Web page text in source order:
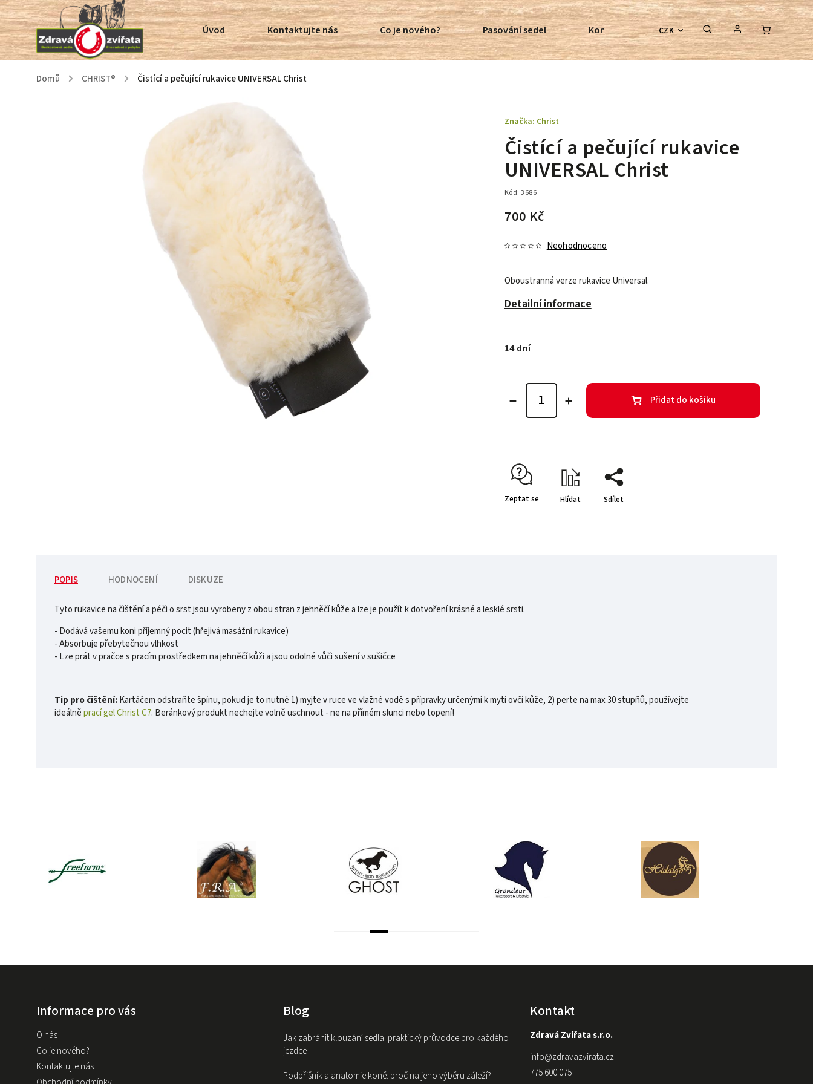
CZK
Úvod Kontaktujte nás Co je nového? Pasování sedel Kontroly bezkostrových sedel Poradenství
Domů / CHRIST® / Čistící a pečující rukavice UNIVERSAL Christ
Čistící a pečující rukavice
UNIVERSAL Christ
Kód: 3686
700 Kč
Neohodnoceno
Oboustranná verze rukavice Universal.
Detailní informace
Značka: Christ
14 dní
Přidat do košíku
Zeptat se Hlídat Sdílet
POPIS HODNOCENÍ DISKUZE
Tyto rukavice na čištění a péči o srst jsou vyrobeny z obou stran z jehněčí kůže a lze je použít k dotvoření krásné a lesklé srsti.
- Dodává vašemu koni příjemný pocit (hřejivá masážní rukavice)
- Absorbuje přebytečnou vlhkost
- Lze prát v pračce s pracím prostředkem na jehněčí kůži a jsou odolné vůči sušení v sušičce
Tip pro čištění:Kartáčem odstraňte špínu, pokud je to nutné 1) myjte v ruce ve vlažné vodě s přípravky určenými k mytí ovčí kůže, 2) perte na max 30 stupňů, používejte
ideálněprací gel Christ C7. Beránkový produkt nechejte volně uschnout - ne na přímém slunci nebo topení!
Informace pro vás
O nás
Co je nového?
Kontaktujte nás
Blog
Jak zabránit klouzání sedla: praktický průvodce pro každého
jezdce
Podbřišník a anatomie koně: proč na jeho výběru záleží?
Kontakt
Zdravá Zvířata s.r.o.
info@zdravazvirata.cz
775 600 075